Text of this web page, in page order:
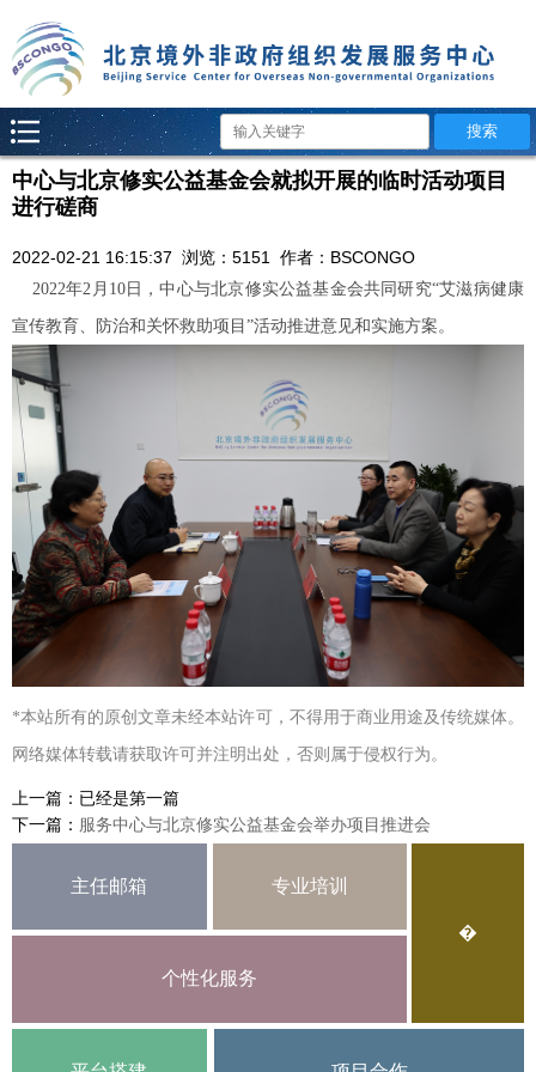
中心与北京修实公益基金会就拟开展的临时活动项目
进行磋商
2022-02-21 16:15:37 浏览：5151 作者：BSCONGO
2022年2月10日，中心与北京修实公益基金会共同研究“艾滋病健康
宣传教育、防治和关怀救助项目”活动推进意见和实施方案。
*本站所有的原创文章未经本站许可，不得用于商业用途及传统媒体。
网络媒体转载请获取许可并注明出处，否则属于侵权行为。
上一篇：已经是第一篇
下一篇： 服务中心与北京修实公益基金会举办项目推进会
�
主任邮箱 专业培训
个性化服务